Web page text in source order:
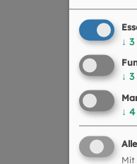
↓ 3
↓ 3
↓ 4
Mit